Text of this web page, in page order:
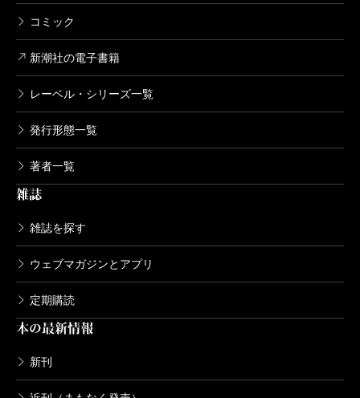
コミック
新潮社の電子書籍
レーベル・シリーズ一覧
発行形態一覧
著者一覧
雑誌
雑誌を探す
ウェブマガジンとアプリ
定期購読
本の最新情報
新刊